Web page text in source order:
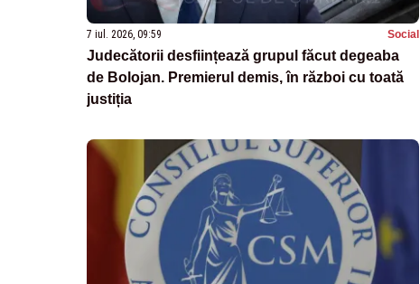
7 iul. 2026, 09:59 Social
Judecătorii desființează grupul făcut degeaba
de Bolojan. Premierul demis, în război cu toată
justiția